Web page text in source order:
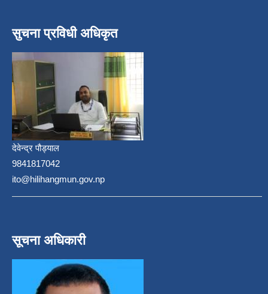
सुचना प्रविधी अधिकृत
देवेन्द्र पौड्याल
9841817042
ito@hilihangmun.gov.np
सूचना अधिकारी